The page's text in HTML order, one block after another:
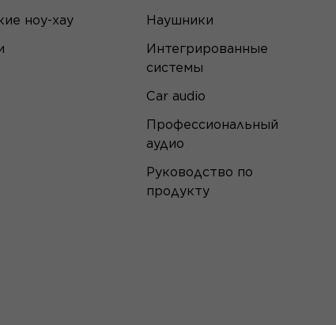
ноу-хау
Наушники
Интегрированные
системы
Car audio
Профессиональный
аудио
Руководство по
продукту